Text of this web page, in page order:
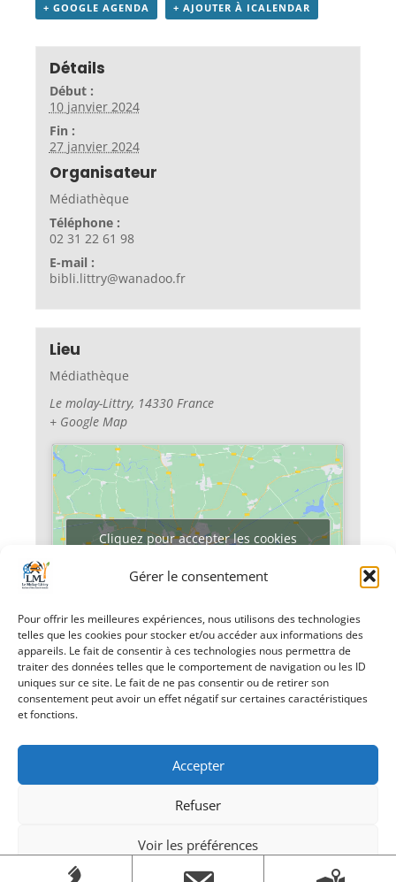
Gérer le consentement
Pour offrir les meilleures expériences, nous utilisons des technologies
telles que les cookies pour stocker et/ou accéder aux informations des
appareils. Le fait de consentir à ces technologies nous permettra de
traiter des données telles que le comportement de navigation ou les ID
uniques sur ce site. Le fait de ne pas consentir ou de retirer son
consentement peut avoir un effet négatif sur certaines caractéristiques
et fonctions.
Accepter
Refuser
Voir les préférences
+ GOOGLE AGENDA + AJOUTER À ICALENDAR
Détails
Début :
10 janvier 2024
Fin :
27 janvier 2024
Organisateur
Médiathèque
Téléphone :
02 31 22 61 98
E-mail :
bibli.littry@wanadoo.fr
Lieu
Médiathèque
Le molay-Littry, 14330 France
+ Google Map
Cliquez pour accepter les cookies
«Atelier « Paysage
d’hiver »
Thé dansant»
Création Androme Informatique © 2026. Tous droits